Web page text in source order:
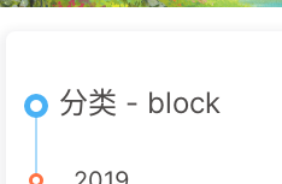
分类 - block